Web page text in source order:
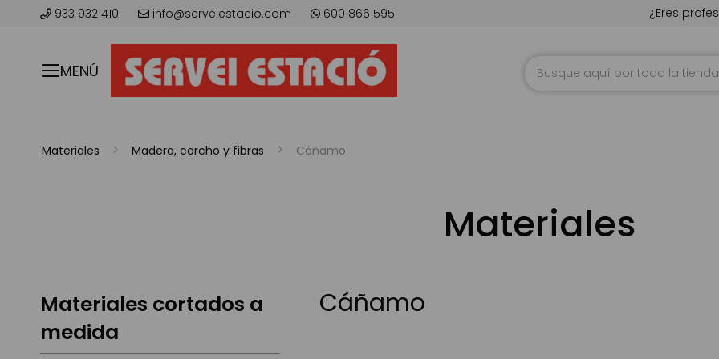
933 932 410 info@serveiestacio.com 600 866 595 ¿Eres
MENÚ
Materiales Madera, corcho y fibras Cáñamo
Materiales
Cáñamo
Materiales cortados a
medida